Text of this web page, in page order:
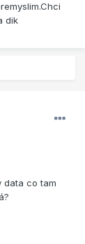
dik
data co tam